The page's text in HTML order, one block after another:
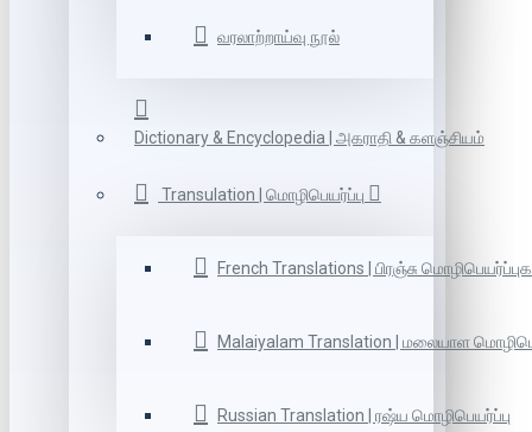
வரலாற்றாய்வு நூல்
Dictionary & Encyclopedia | அகராதி & களஞ்சியம்
Transulation | மொழிபெயர்ப்பு
French Translations | பிரஞ்சு
Malaiyalam Translation | மலையாள
Russian Translation | ரஷ்ய மொழிபெயர்ப்பு